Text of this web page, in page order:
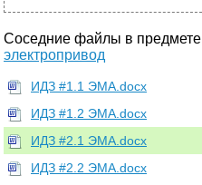
Соседние файлы в предмете
электропривод
ИДЗ #1.1 ЭМА.docx
ИДЗ #1.2 ЭМА.docx
ИДЗ #2.1 ЭМА.docx
ИДЗ #2.2 ЭМА.docx